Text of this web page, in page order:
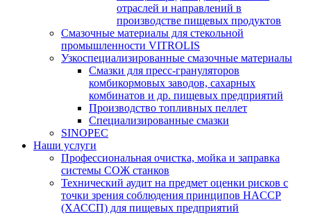
отраслей и направлений в
производстве пищевых продуктов
Смазочные материалы для стекольной
промышленности VITROLIS
Узкоспециализированные смазочные материалы
Смазки для пресс-грануляторов
комбикормовых заводов, сахарных
комбинатов и др. пищевых предприятий
Производство топливных пеллет
Специализированные смазки
SINOPEC
Наши услуги
Профессиональная очистка, мойка и заправка
системы СОЖ станков
Технический аудит на предмет оценки рисков с
точки зрения соблюдения принципов HACCP
(ХАССП) для пищевых предприятий